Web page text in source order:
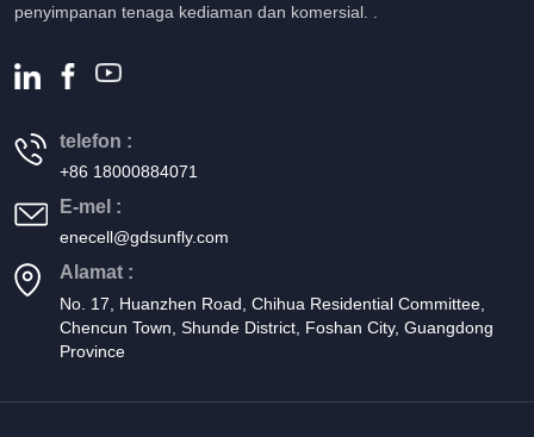
penyimpanan tenaga kediaman dan komersial. .
telefon :
+86 18000884071
E-mel :
enecell@gdsunfly.com
Alamat :
No. 17, Huanzhen Road, Chihua Residential Committee,
Chencun Town, Shunde District, Foshan City, Guangdong
Province